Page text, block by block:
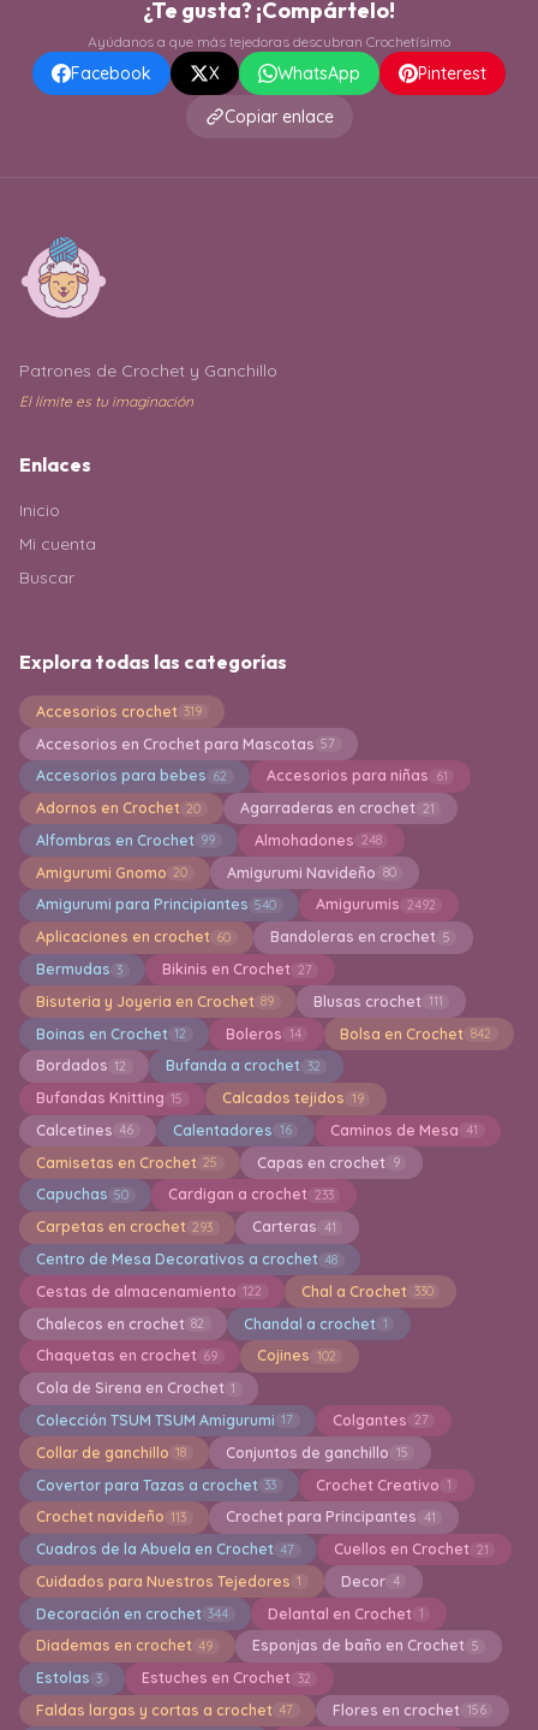
¿Te gusta? ¡Compártelo!
Ayúdanos a que más tejedoras descubran Crochetísimo
Facebook X WhatsApp
Pinterest
Copiar enlace
Patrones de Crochet y Ganchillo
El límite es tu imaginación
Enlaces
Inicio
Mi cuenta
Buscar
Explora todas las categorías
Accesorios crochet 319
Accesorios en Crochet para Mascotas 57
Accesorios para bebes 62 Accesorios para niñas 61
Adornos en Crochet 20 Agarraderas en crochet 21
Alfombras en Crochet 99 Almohadones 248
Amigurumi Gnomo 20 Amigurumi Navideño 80
Amigurumi para Principiantes 540 Amigurumis 2492
Aplicaciones en crochet 60 Bandoleras en crochet 5
Bermudas 3 Bikinis en Crochet 27
Bisuteria y Joyeria en Crochet 89 Blusas crochet 111
Boinas en Crochet 12 Boleros 14 Bolsa en Crochet 842
Bordados 12 Bufanda a crochet 32
Bufandas Knitting 15 Calcados tejidos 19
Calcetines 46 Calentadores 16 Caminos de Mesa 41
Camisetas en Crochet 25 Capas en crochet 9
Capuchas 50 Cardigan a crochet 233
Carpetas en crochet 293 Carteras 41
Centro de Mesa Decorativos a crochet 48
Cestas de almacenamiento 122 Chal a Crochet 330
Chalecos en crochet 82 Chandal a crochet 1
Chaquetas en crochet 69 Cojines 102
Cola de Sirena en Crochet 1
Colección TSUM TSUM Amigurumi 17 Colgantes 27
Collar de ganchillo 18 Conjuntos de ganchillo 15
Covertor para Tazas a crochet 33 Crochet Creativo 1
Crochet navideño 113 Crochet para Principantes 41
Cuadros de la Abuela en Crochet 47 Cuellos en Crochet 21
Cuidados para Nuestros Tejedores 1 Decor 4
Decoración en crochet 344 Delantal en Crochet 1
Diademas en crochet 49 Esponjas de baño en Crochet 5
Estolas 3 Estuches en Crochet 32
Faldas largas y cortas a crochet 47 Flores en crochet 156